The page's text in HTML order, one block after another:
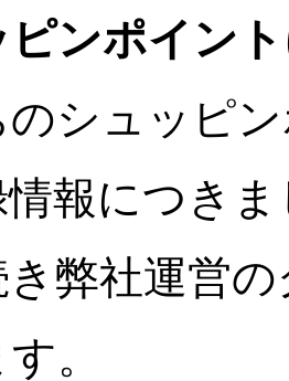
ピンポイン
のシュッピ
情報につき
き弊社運営
。